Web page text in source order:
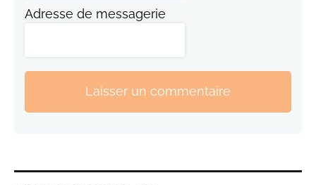
Adresse de messagerie
Laisser un commentaire